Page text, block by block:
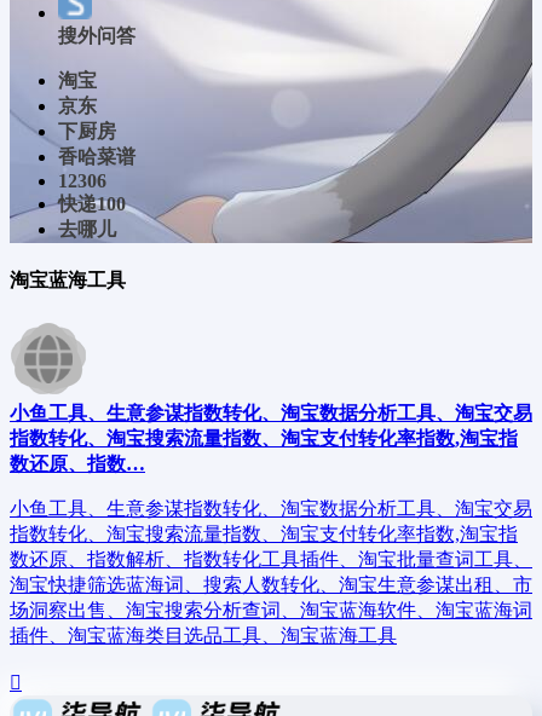
搜外问答
淘宝
京东
下厨房
香哈菜谱
12306
快递100
去哪儿
淘宝蓝海工具
小鱼工具、生意参谋指数转化、淘宝数据分析工具、淘宝交易
指数转化、淘宝搜索流量指数、淘宝支付转化率指数,淘宝指
数还原、指数…
小鱼工具、生意参谋指数转化、淘宝数据分析工具、淘宝交易
指数转化、淘宝搜索流量指数、淘宝支付转化率指数,淘宝指
数还原、指数解析、指数转化工具插件、淘宝批量查词工具、
淘宝快捷筛选蓝海词、搜索人数转化、淘宝生意参谋出租、市
场洞察出售、淘宝搜索分析查词、淘宝蓝海软件、淘宝蓝海词
插件、淘宝蓝海类目选品工具、淘宝蓝海工具